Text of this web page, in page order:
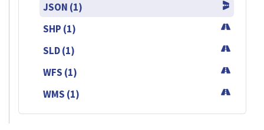
JSON (1)
SHP (1)
SLD (1)
WFS (1)
WMS (1)